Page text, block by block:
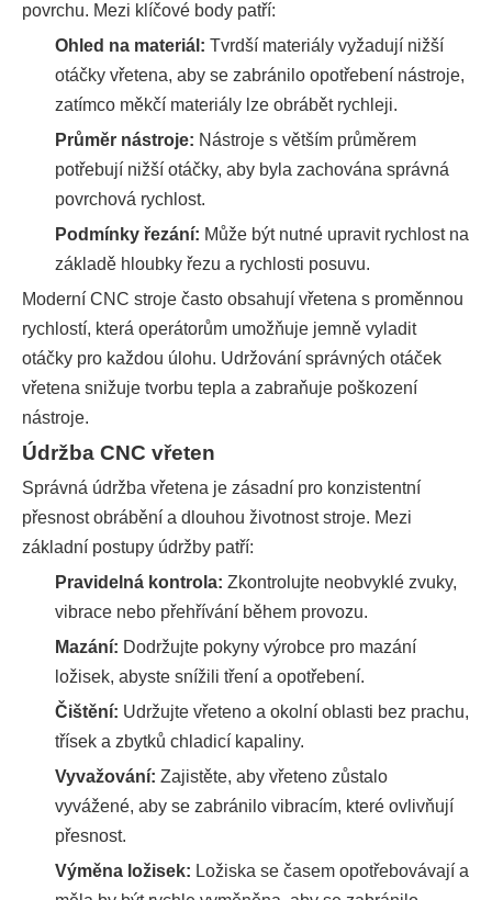
povrchu. Mezi klíčové body patří:
Ohled na materiál: Tvrdší materiály vyžadují nižší
otáčky vřetena, aby se zabránilo opotřebení nástroje,
zatímco měkčí materiály lze obrábět rychleji.
Průměr nástroje: Nástroje s větším průměrem
potřebují nižší otáčky, aby byla zachována správná
povrchová rychlost.
Podmínky řezání: Může být nutné upravit rychlost na
základě hloubky řezu a rychlosti posuvu.
Moderní CNC stroje často obsahují vřetena s proměnnou
rychlostí, která operátorům umožňuje jemně vyladit
otáčky pro každou úlohu. Udržování správných otáček
vřetena snižuje tvorbu tepla a zabraňuje poškození
nástroje.
Údržba CNC vřeten
Správná údržba vřetena je zásadní pro konzistentní
přesnost obrábění a dlouhou životnost stroje. Mezi
základní postupy údržby patří:
Pravidelná kontrola: Zkontrolujte neobvyklé zvuky,
vibrace nebo přehřívání během provozu.
Mazání: Dodržujte pokyny výrobce pro mazání
ložisek, abyste snížili tření a opotřebení.
Čištění: Udržujte vřeteno a okolní oblasti bez prachu,
třísek a zbytků chladicí kapaliny.
Vyvažování: Zajistěte, aby vřeteno zůstalo
vyvážené, aby se zabránilo vibracím, které ovlivňují
přesnost.
Výměna ložisek: Ložiska se časem opotřebovávají a